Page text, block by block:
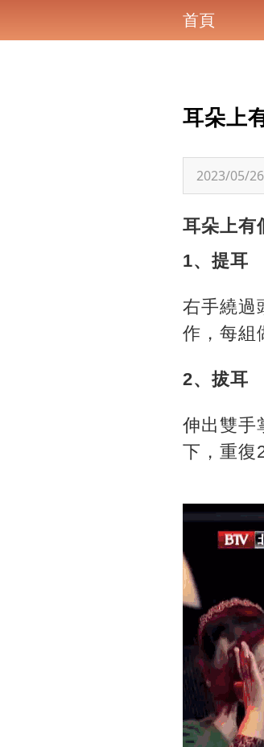
首頁
耳朵上
2023/05/26
耳朵上有
1、提耳
右手繞過
作，每組
2、拔耳
伸出雙手
下，重復